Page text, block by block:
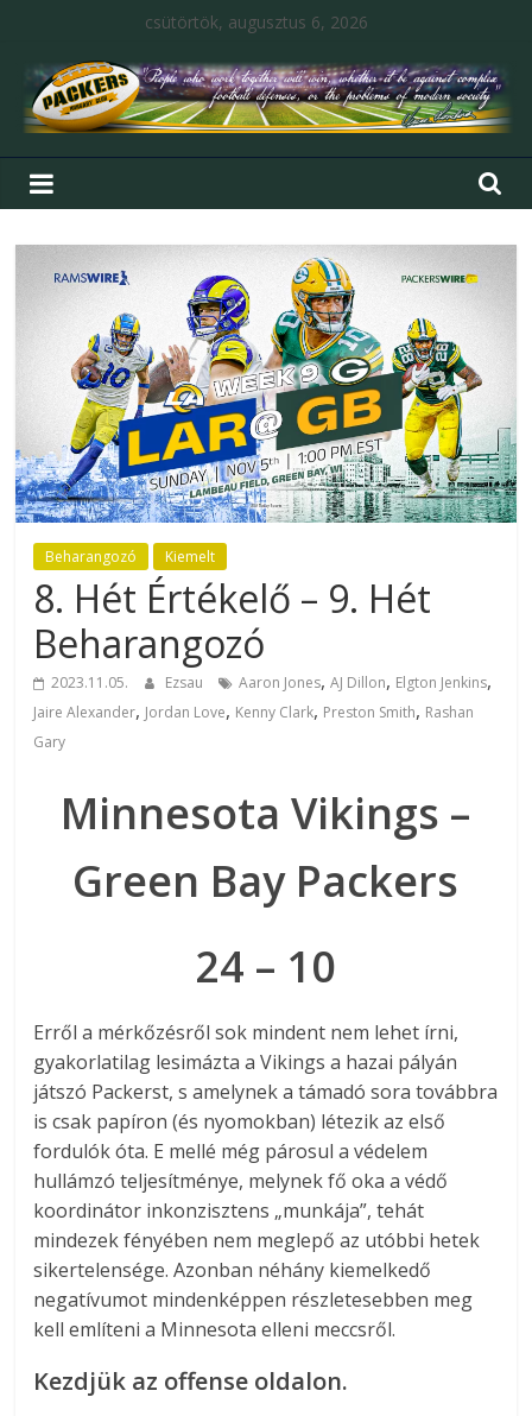
csütörtök, augusztus 6, 2026
Beharangozó Kiemelt
8. Hét Értékelő – 9. Hét
Beharangozó
2023.11.05. Ezsau Aaron Jones,AJ Dillon, Elgton Jenkins,
Jaire Alexander, Jordan Love, Kenny Clark, Preston Smith, Rashan
Gary
Minnesota Vikings –
Green Bay Packers
24 – 10
Erről a mérkőzésről sok mindent nem lehet írni,
gyakorlatilag lesimázta a Vikings a hazai pályán
játszó Packerst, s amelynek a támadó sora továbbra
is csak papíron (és nyomokban) létezik az első
fordulók óta. E mellé még párosul a védelem
hullámzó teljesítménye, melynek fő oka a védő
koordinátor inkonzisztens „munkája”, tehát
mindezek fényében nem meglepő az utóbbi hetek
sikertelensége. Azonban néhány kiemelkedő
negatívumot mindenképpen részletesebben meg
kell említeni a Minnesota elleni meccsről.
Kezdjük az offense oldalon.